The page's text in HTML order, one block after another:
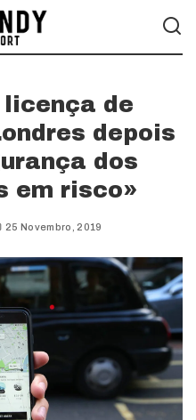
licença de
depois
dos
em risco»
25 Novembro, 2019